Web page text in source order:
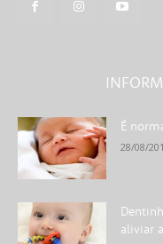
É
28/08/
aliviar